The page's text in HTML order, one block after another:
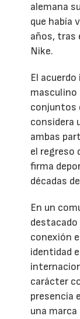
alemana
que había
años, tras
Nike.
El
masculino
conjuntos
considera
ambas
el regreso
firma
décadas
En un
destacado
conexión
identidad
carácter
presencia
una